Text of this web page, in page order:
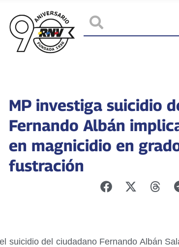
MP investiga suicidio
Fernando Albán
en magnicidio en
fustración
suicidio del ciudadano Fernando Albán